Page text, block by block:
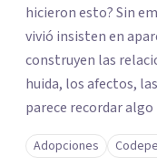
hicieron esto? Sin
vivió insisten en
construyen las
huida, los afectos,
parece recordar
reaccionar cuando
parecen notar que
Adopciones